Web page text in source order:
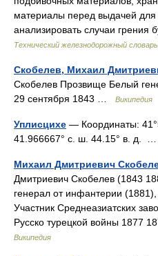
материалы перед выдачей для
анализировать случаи
Технический железнодорожный словарь
Скобелев, Михаил
Скобелев Прозвище Белый
29 сентября 1843 …
Википедия
Уплисцихе — Координаты:
41.966667° с. ш. 44.15° в. д.
Михаил Дмитриевич
Дмитриевич Скобелев (1843
генерал от инфантерии
Участник Среднеазиатских
Русско турецкой войны 1877
Википедия